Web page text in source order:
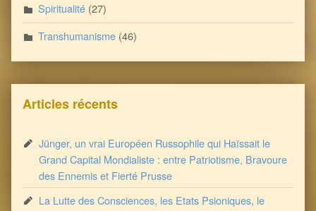
Spiritualité (27)
Transhumanisme (46)
Articles récents
Jünger, un vrai Européen Russophile qui Haïssait le
Grand Capital Mondialiste : entre Patriotisme, Bravoure
des Ennemis et Fierté Prusse
La Lutte des Consciences, les Etats Psioniques, le